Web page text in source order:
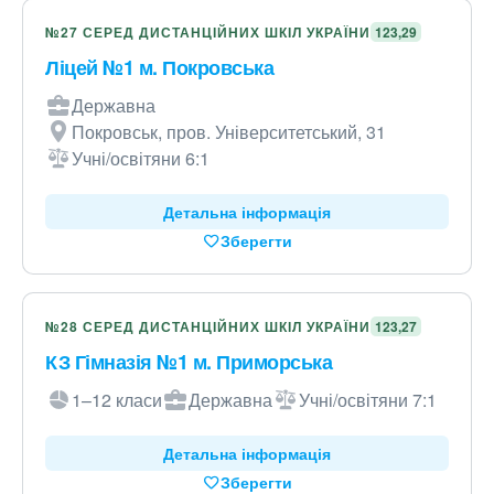
№27 СЕРЕД ДИСТАНЦІЙНИХ ШКІЛ УКРАЇНИ 123,29
Ліцей №1 м. Покровська
Державна
Покровськ, пров. Університетський, 31
Учні/освітяни 6:1
Детальна інформація
Зберегти
№28 СЕРЕД ДИСТАНЦІЙНИХ ШКІЛ УКРАЇНИ 123,27
КЗ Гімназія №1 м. Приморська
1–12 класи Державна Учні/освітяни 7:1
Детальна інформація
Зберегти